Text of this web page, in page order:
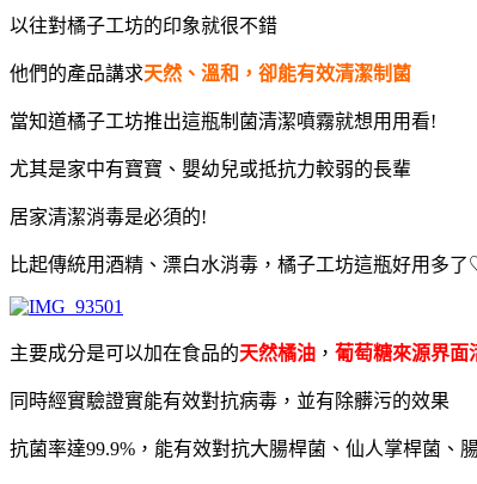
以往對橘子工坊的印象就很不錯
他們的產品講求天然、溫和，卻能有效清潔制菌
當知道橘子工坊推出這瓶制菌清潔噴霧就想用用看!
尤其是家中有寶寶、嬰幼兒或抵抗力較弱的長輩
居家清潔消毒是必須的!
比起傳統用酒精、漂白水消毒，橘子工坊這瓶好用多
主要成分是可以加在食品的天然橘油 ， 葡萄糖來源界面
同時經實驗證實能有效對抗病毒，並有除髒污的效果
抗菌率達99.9%，能有效對抗大腸桿菌、仙人掌桿菌、